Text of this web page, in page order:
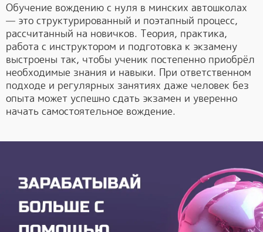
Обучение вождению с нуля в минских автошколах
— это структурированный и поэтапный процесс,
рассчитанный на новичков. Теория, практика,
работа с инструктором и подготовка к экзамену
выстроены так, чтобы ученик постепенно приобрёл
необходимые знания и навыки. При ответственном
подходе и регулярных занятиях даже человек без
опыта может успешно сдать экзамен и уверенно
начать самостоятельное вождение.